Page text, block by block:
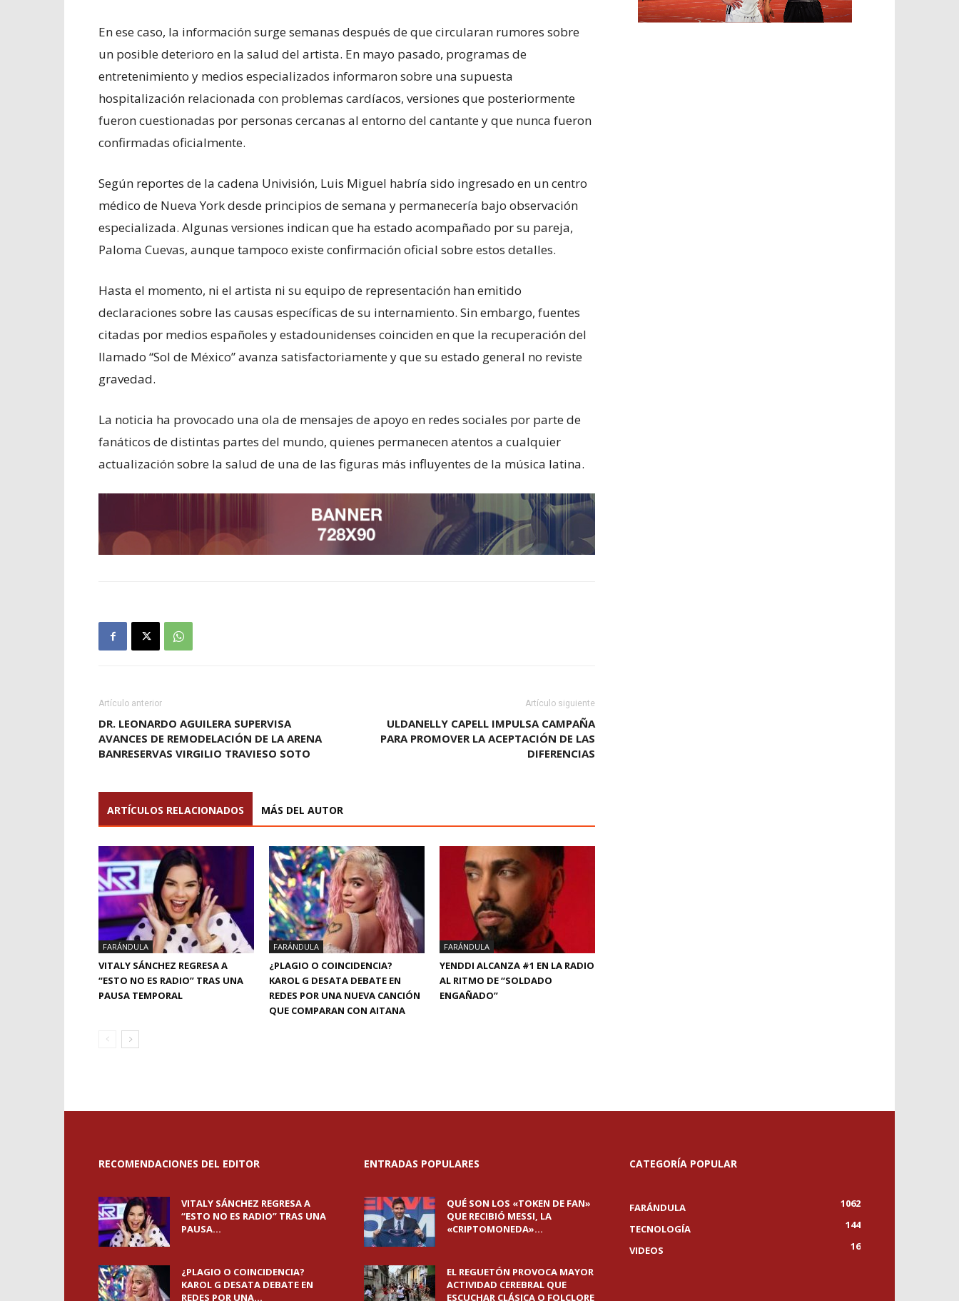
En ese caso, la información surge semanas después de que circularan rumores sobre
un posible deterioro en la salud del artista. En mayo pasado, programas de
entretenimiento y medios especializados informaron sobre una supuesta
hospitalización relacionada con problemas cardíacos, versiones que posteriormente
fueron cuestionadas por personas cercanas al entorno del cantante y que nunca fueron
confirmadas oficialmente.
Según reportes de la cadena Univisión, Luis Miguel habría sido ingresado en un centro
médico de Nueva York desde principios de semana y permanecería bajo observación
especializada. Algunas versiones indican que ha estado acompañado por su pareja,
Paloma Cuevas, aunque tampoco existe confirmación oficial sobre estos detalles.
Hasta el momento, ni el artista ni su equipo de representación han emitido
declaraciones sobre las causas específicas de su internamiento. Sin embargo, fuentes
citadas por medios españoles y estadounidenses coinciden en que la recuperación del
llamado “Sol de México” avanza satisfactoriamente y que su estado general no reviste
gravedad.
La noticia ha provocado una ola de mensajes de apoyo en redes sociales por parte de
fanáticos de distintas partes del mundo, quienes permanecen atentos a cualquier
actualización sobre la salud de una de las figuras más influyentes de la música latina.
Artículo anterior
DR. LEONARDO AGUILERA SUPERVISA
AVANCES DE REMODELACIÓN DE LA ARENA
BANRESERVAS VIRGILIO TRAVIESO SOTO
Artículo siguiente
ULDANELLY CAPELL IMPULSA CAMPAÑA
PARA PROMOVER LA ACEPTACIÓN DE LAS
DIFERENCIAS
ARTÍCULOS RELACIONADOS MÁS DEL AUTOR
FARÁNDULA
VITALY SÁNCHEZ REGRESA A
“ESTO NO ES RADIO” TRAS UNA
PAUSA TEMPORAL
FARÁNDULA
¿PLAGIO O COINCIDENCIA?
KAROL G DESATA DEBATE EN
REDES POR UNA NUEVA CANCIÓN
QUE COMPARAN CON AITANA
FARÁNDULA
YENDDI ALCANZA #1 EN LA RADIO
AL RITMO DE “SOLDADO
ENGAÑADO”
RECOMENDACIONES DEL EDITOR
VITALY SÁNCHEZ REGRESA A
“ESTO NO ES RADIO” TRAS UNA
PAUSA...
¿PLAGIO O COINCIDENCIA?
KAROL G DESATA DEBATE EN
REDES POR UNA...
ENTRADAS POPULARES
QUÉ SON LOS «TOKEN DE FAN»
QUE RECIBIÓ MESSI, LA
«CRIPTOMONEDA»...
EL REGUETÓN PROVOCA MAYOR
ACTIVIDAD CEREBRAL QUE
ESCUCHAR CLÁSICA O FOLCLORE
CATEGORÍA POPULAR
FARÁNDULA
1062
TECNOLOGÍA
144
VIDEOS
16